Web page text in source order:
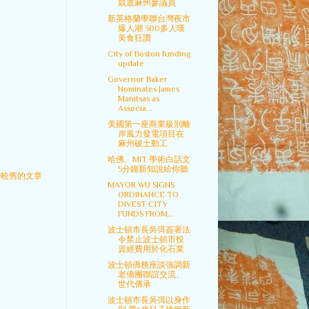
較舊的文章
競選麻州參議員
新英格蘭學聯台灣夜市
爆人潮 300多人嘆
美食狂讚
City of Boston funding
update
Governor Baker
Nominates James
Manitsas as
Associa...
美國第一座商業級別離
岸風力發電項目在
麻州破土動工
哈佛、MIT 學術白話文
5分鐘新知說給你聽
MAYOR WU SIGNS
ORDINANCE TO
DIVEST CITY
FUNDS FROM...
波士頓市長吳弭簽署法
令禁止波士頓市投
資經費用於化石業
波士頓僑務座談強調新
老僑團聯誼交流、
世代傳承
波士頓市長吳弭以身作